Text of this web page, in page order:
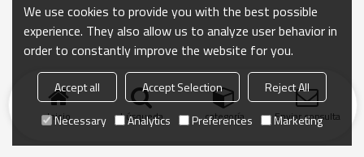
Inicio búsqueda categoría Enviar consulta
We use cookies to provide you with the best possible
experience. They also allow us to analyze user behavior in
order to constantly improve the website for you.
Accept all Accept Selection
Reject All
Necessary
Analytics Preferences Marketing